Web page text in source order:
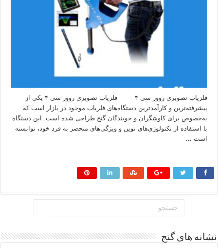
فلزیاب تصویری روور سی ۴ فلزیاب تصویری روور سی ۴ یکی از
پیشرفته‌ترین و کارآمدترین دستگاه‌های فلزیاب موجود در بازار است که
به‌خصوص برای کاوشگران و جویندگان گنج طراحی شده است. این دستگاه
با استفاده از تکنولوژی‌های نوین و ویژگی‌های منحصر به فرد خود، توانسته
است …
نشانه های گنج